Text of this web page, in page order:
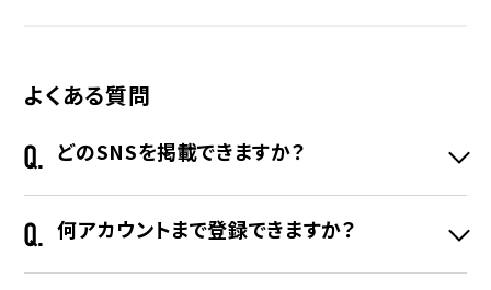
よくある質問
どのSNSを掲載できますか？
何アカウントまで登録できますか？